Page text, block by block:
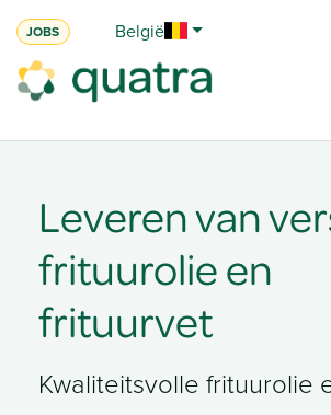
JOBS
België
Leveren van
frituurolie en
frituurvet
Kwaliteitsvolle frituurolie